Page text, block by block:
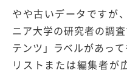
やや古いデータですが
ニア大学の研究者の調
テンツ」ラベルがあっ
リストまたは編集者が